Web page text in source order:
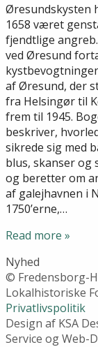
Øresundskysten
1658 været
fjendtlige
ved Øresund
af Øresund, der
fra Helsingør til
frem til 1945.
beskriver,
sikrede sig med
blus, skanser og
og beretter om
af galejhavnen i
1750’erne,…
Read more »
Nyhed
© Fredensborg-
Lokalhistoriske
Privatlivspolitik
Design af KSA
Service og Web-